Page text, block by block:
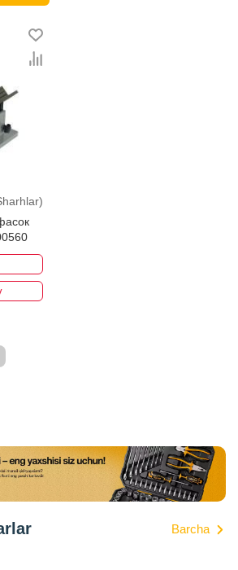
tomonidan taqdim etilgan
doimiy ravishda kengayib
mamlakat bo'ylab tovarlarni
beramiz. Bularning barchasi
yaxshi narx bilan qo’shimcha
dan Faska kesish uchun - bu eng
Va bu yerda Faska kesish uchun
uchun optimal narx mavjud.
Barcha